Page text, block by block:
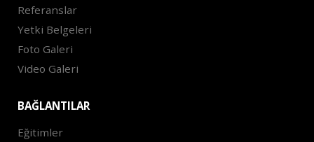
Referanslar
Yetki Belgeleri
Foto Galeri
Video Galeri
BAĞLANTILAR
Eğitimler